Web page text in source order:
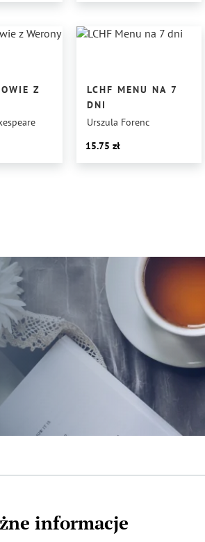
Z
LCHF MENU NA 7
DNI
Urszula Forenc
15.75
informacje